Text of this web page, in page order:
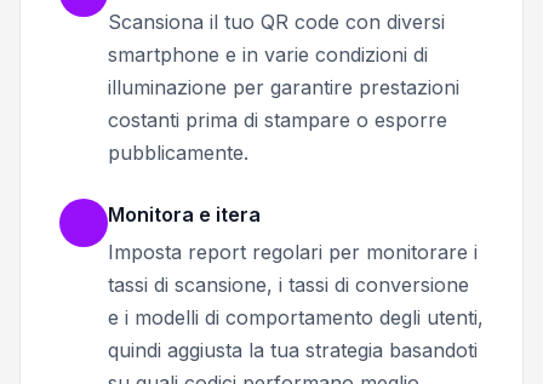
Scansiona il tuo QR code con diversi
smartphone e in varie condizioni di
illuminazione per garantire prestazioni
costanti prima di stampare o esporre
pubblicamente.
Monitora e itera
Imposta report regolari per monitorare i
tassi di scansione, i tassi di conversione
e i modelli di comportamento degli utenti,
quindi aggiusta la tua strategia basandoti